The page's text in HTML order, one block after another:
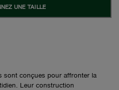
UNE TAILLE
sont conçues pour affronter la
Leur construction